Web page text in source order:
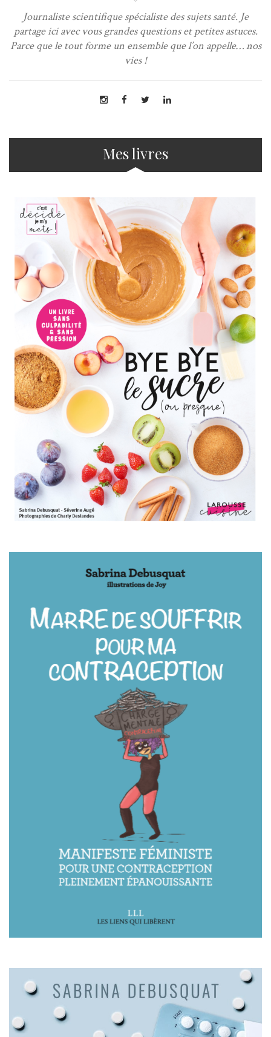
Journaliste scientifique spécialiste des sujets santé. Je
partage ici avec vous grandes questions et petites astuces.
Parce que le tout forme un ensemble que l’on appelle… nos
vies !
Mes livres